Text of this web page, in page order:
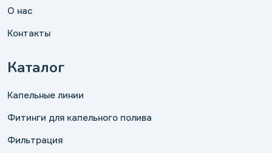
О нас
Контакты
Каталог
Капельные линии
Фитинги для капельного полива
Фильтрация